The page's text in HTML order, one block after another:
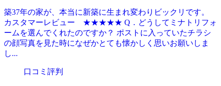
築37年の家が、本当に新築に生まれ変わりビックリです。
カスタマーレビュー ★★★★★ Q．どうしてミナトリフォ
ームを選んでくれたのですか？ ポストに入っていたチラシ
の顔写真を見た時になぜかとても懐かしく思いお願いしま
し...
口コミ評判